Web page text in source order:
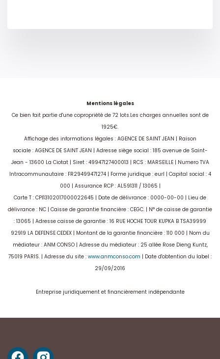
Mentions légales
Ce bien fait partie d'une copropriété de 72 lots.Les charges annuelles sont de
1925€.
Affichage des informations légales : AGENCE DE SAINT JEAN | Raison
sociale : AGENCE DE SAINT JEAN | Adresse siège social : 185 avenue de Saint-
Jean - 13600 La Ciotat | Siret : 49947127400013 | RCS : MARSEILLE | Numero TVA
Intracommunautaire : FR29499471274 | Forme juridique : eurl | Capital social : 4
000 | Assurance RCP : AL591311 / 13065 |
Carte T : CPI13102017000022645 | Date de délivrance : 0000-00-00 | Lieu de
délivrance : NC | Caisse de garantie financière : CEGC. | N° de caisse de garantie
: 13065 | Adresse caisse de garantie : 16 RUE HOCHE TOUR KUPKA B TSA39999
92919 LA DEFENSE CEDEX | Montant de la garantie financière : 110 000 | Nom du
médiateur : ANM CONSO | Adresse du médiateur : 25 allée Rose Dieng Kuntz,
75019 PARIS. | Adresse du site : www.anmconso.com | Date d'obtention du label :
29/09/2016
Entreprise juridiquement et financièrement indépendante